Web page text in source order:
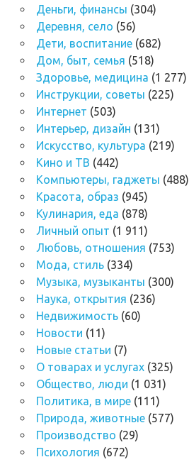
Деньги, финансы (304)
Деревня, село (56)
Дети, воспитание(682)
Дом, быт, семья (518)
Здоровье, медицина (1 277)
Инструкции, советы (225)
Интернет (503)
Интерьер, дизайн (131)
Искусство, культура (219)
Кино и ТВ (442)
Компьютеры, гаджеты (488)
Красота, образ (945)
Кулинария, еда (878)
Личный опыт (1 911)
Любовь, отношения (753)
Мода, стиль(334)
Музыка, музыканты (300)
Наука, открытия (236)
Недвижимость(60)
Новости (11)
Новые статьи (7)
О товарах и услугах(325)
Общество, люди (1 031)
Политика, в мире(111)
Природа, животные(577)
Производство (29)
Психология (672)